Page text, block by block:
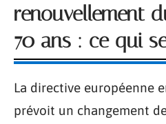
renouvellement
70 ans : ce qui
La directive européenne
prévoit un changement